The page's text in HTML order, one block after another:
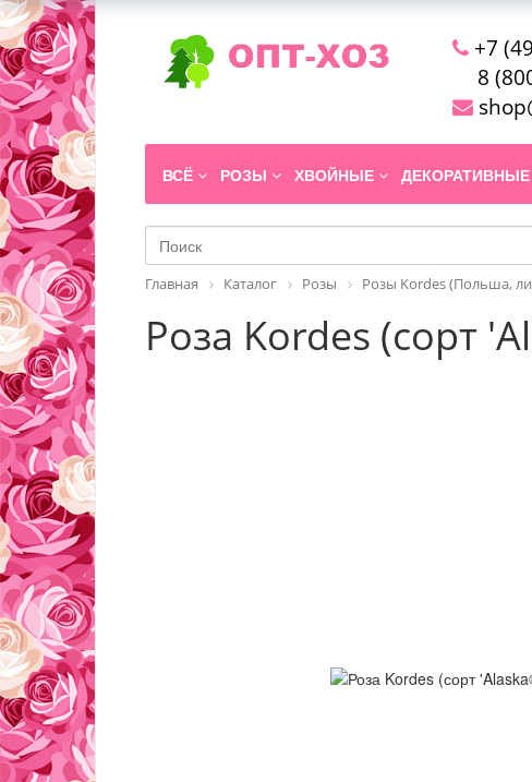
+7
8
ВСЁ РОЗЫ ХВОЙНЫЕ ДЕКОРАТИВНЫЕ
Главная Каталог Розы Розы Kordes (Польша,
Роза Kordes (сорт